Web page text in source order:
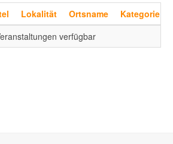
Lokalität Ortsname
Kategorie
verfügbar